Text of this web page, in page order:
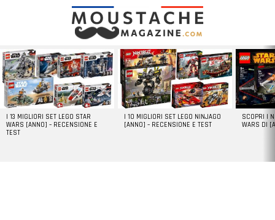
LATEST
STORIES
I 13 MIGLIORI SET LEGO STAR
WARS [ANNO] – RECENSIONE E
TEST
I 10 MIGLIORI SET LEGO NINJAGO
[ANNO] – RECENSIONE E TEST
SCOPRI I
WARS DI